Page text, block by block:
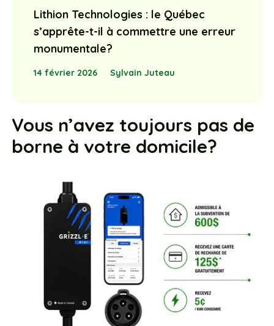
Lithion Technologies : le Québec
s’apprête-t-il à commettre une erreur
monumentale?
14 février 2026 Sylvain Juteau
Vous n’avez toujours pas de
borne à votre domicile?